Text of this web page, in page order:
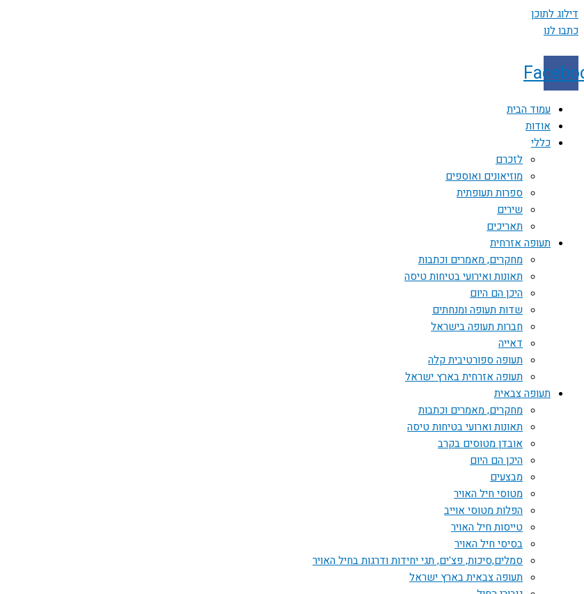
דילוג לתוכן
כתבו לנו
עמוד הבית
אודות
כללי
לזכרם
מוזיאונים ואוספים
ספרות תעופתית
שירים
תאריכים
תעופה אזרחית
מחקרים, מאמרים וכתבות
תאונות ואירועי בטיחות טיסה
היכן הם היום
שדות תעופה ומנחתים
חברות תעופה בישראל
דאייה
תעופה ספורטיבית קלה
תעופה אזרחית בארץ ישראל
תעופה צבאית
מחקרים, מאמרים וכתבות
תאונות וארועי בטיחות טיסה
אובדן מטוסים בקרב
היכן הם היום
מבצעים
מטוסי חיל האויר
הפלות מטוסי אוייב
טייסות חיל האויר
בסיסי חיל האויר
סמלים,סיכות, פצ'ים, תגי יחידות ודרגות בחיל האויר
תעופה צבאית בארץ ישראל